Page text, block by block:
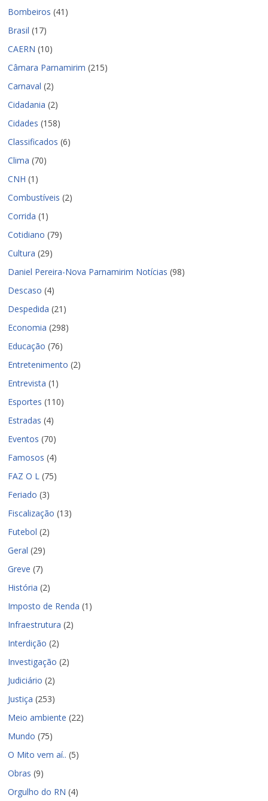
Bombeiros (41)
Brasil (17)
CAERN (10)
Câmara Parnamirim (215)
Carnaval (2)
Cidadania (2)
Cidades (158)
Classificados (6)
Clima (70)
CNH (1)
Combustíveis (2)
Corrida (1)
Cotidiano (79)
Cultura (29)
Daniel Pereira-Nova Parnamirim Notícias (98)
Descaso (4)
Despedida (21)
Economia (298)
Educação (76)
Entretenimento (2)
Entrevista (1)
Esportes (110)
Estradas (4)
Eventos (70)
Famosos (4)
FAZ O L (75)
Feriado (3)
Fiscalização (13)
Futebol (2)
Geral (29)
Greve (7)
História (2)
Imposto de Renda (1)
Infraestrutura (2)
Interdição (2)
Investigação (2)
Judiciário (2)
Justiça (253)
Meio ambiente (22)
Mundo (75)
O Mito vem aí.. (5)
Obras (9)
Orgulho do RN (4)